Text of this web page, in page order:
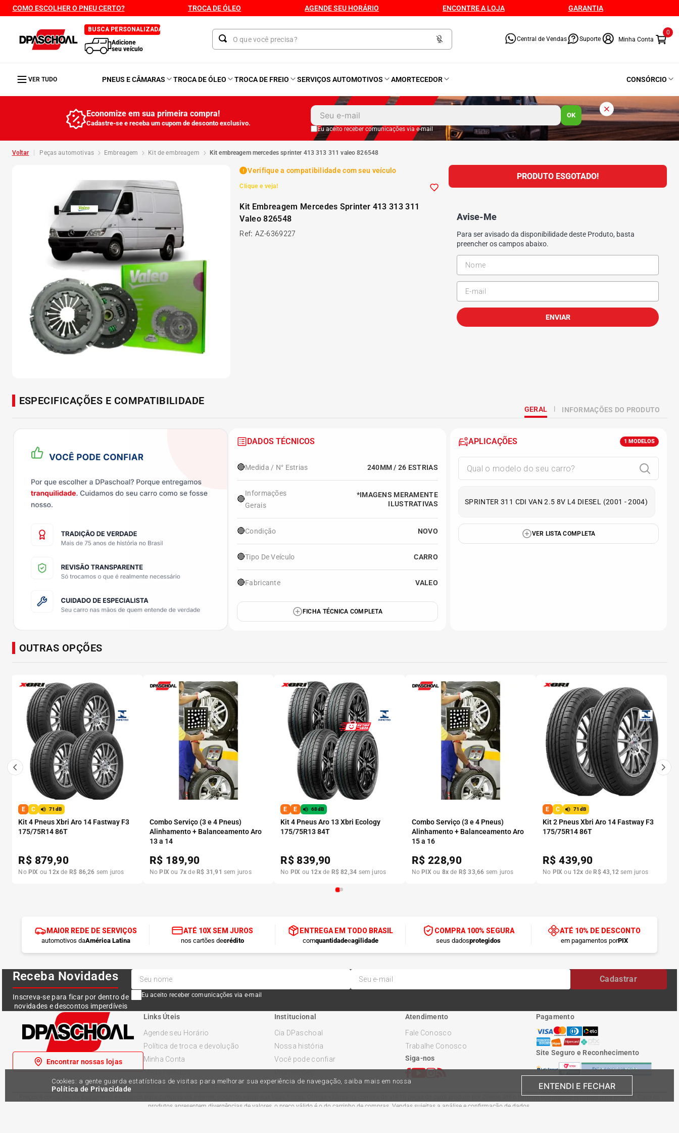
COMO ESCOLHER O PNEU CERTO? TROCA DE ÓLEO AGENDE SEU HORÁRIO ENCONTRE A LOJA GARANTIA
BUSCA PERSONALIZADA
Adicione
seu veículo
Central de Vendas Suporte
0
VER TUDO PNEUS E CÂMARAS TROCA DE ÓLEO TROCA DE FREIO SERVIÇOS AUTOMOTIVOS AMORTECEDOR CONSÓRCIO
Cookies: a gente guarda estatísticas de visitas para melhorar sua experiência de navegação, saiba mais em nossa
Política de Privacidade ENTENDI E FECHAR
Economize em sua primeira compra!
Cadastre-se e receba um cupom de desconto exclusivo.
OK
Eu aceito receber comunicações via e-mail
peças automotivas embreagem kit de embreagem kit embreagem mercedes sprinter 413 313 311 valeo 826548
Verifique a compatibilidade com seu veículo
Clique e veja!
Kit Embreagem Mercedes Sprinter 413 313 311
Valeo 826548
Ref: AZ-6369227
PRODUTO ESGOTADO!
Avise-Me
Para ser avisado da disponibilidade deste Produto, basta
preencher os campos abaixo.
ENVIAR
ESPECIFICAÇÕES E COMPATIBILIDADE
GERAL INFORMAÇÕES DO PRODUTO
DADOS TÉCNICOS
🔴Medida / N° Estrias 240MM / 26 ESTRIAS
🔴
Informações
Gerais
*IMAGENS MERAMENTE
ILUSTRATIVAS
🔴Condição NOVO
🔴Tipo De Veículo CARRO
🔴Fabricante VALEO
FICHA TÉCNICA COMPLETA
APLICAÇÕES 1 MODELOS
SPRINTER 311 CDI VAN 2.5 8V L4 DIESEL (2001 - 2004)
VER LISTA COMPLETA
OUTRAS OPÇÕES
E C 71dB
Kit 4 Pneus Xbri Aro 14 Fastway F3
175/75R14 86T
R$ 879,90
No PIX ou 12x de R$ 86,26 sem juros
Combo Serviço (3 e 4 Pneus)
Alinhamento + Balanceamento Aro
13 a 14
R$ 189,90
No PIX ou 7x de R$ 31 ,91 sem juros
E E 68dB
Kit 4 Pneus Aro 13 Xbri Ecology
175/75R13 84T
R$ 839,90
No PIX ou 12xde R$ 82 34 sem juros
Combo Serviço (3 e 4 Pneus)
Alinhamento + Balanceamento Aro
15 a 16
R$ 228,90
No PIX ou 8x de R$ 33 ,66 sem juros
E C 71dB
Kit 2 Pneus Xbri Aro 14 Fastway F3
175/75R14 86T
R$439,90
No PIX ou 12x de R$ 43 12 sem juros
MAIOR REDE DE SERVIÇOS
automotivos daAmérica Latina
ATÉ 10X SEM JUROS
nos cartões decrédito
ENTREGA EM TODO BRASIL
comquantidadeeagilidade
COMPRA 100% SEGURA
seus dadosprotegidos
ATÉ 10% DE DESCONTO
em pagamentos porPIX
Receba Novidades
Inscreva-se para ficar por dentro de
novidades e descontos imperdíveis
Cadastrar
Eu aceito receber comunicações via e-mail
Encontrar nossas lojas
Links Úteis
Agende seu Horário
Política de troca e devolução
Minha Conta
Política de Privacidade
Institucional
Cia DPaschoal
Nossa história
Você pode confiar
Atendimento
Fale Conosco
Trabalhe Conosco
Siga-nos
Pagamento
Site Seguro e Reconhecimento
Preços e condições de pagamento exclusivos para compras via internet, podendo variar nas lojas físicas. Ofertas válidas na compra de até 10 peças de cada produto por cliente, até o término dos nossos estoques para internet. Caso os
produtos apresentem divergências de valores, o preço válido é o do carrinho de compras. Vendas sujeitas a análise e confirmação de dados.
1º Kit 4 Pneu
2º Kit Pneu
3º Bproauto
175 65r14
Kit 4 Pneu Xbri Aro 13